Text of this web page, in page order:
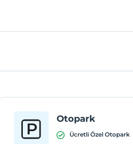
Otopark
Ücretli Özel Otopark